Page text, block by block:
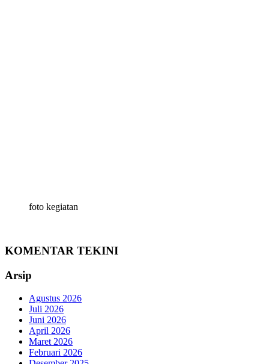
foto kegiatan
KOMENTAR TEKINI
Arsip
Agustus 2026
Juli 2026
Juni 2026
April 2026
Maret 2026
Februari 2026